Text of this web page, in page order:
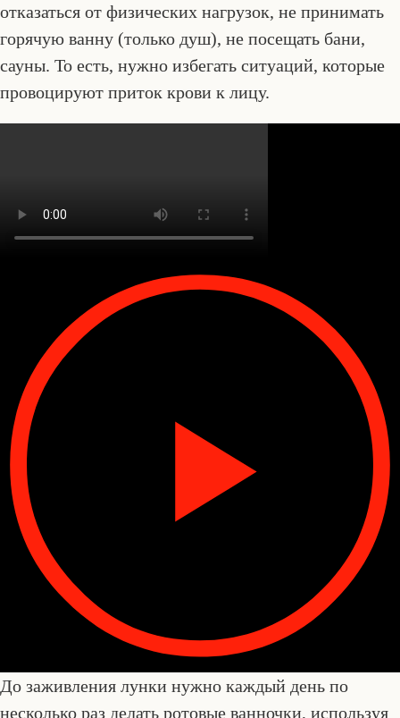
отказаться от физических нагрузок, не принимать
горячую ванну (только душ), не посещать бани,
сауны. То есть, нужно избегать ситуаций, которые
провоцируют приток крови к лицу.
До заживления лунки нужно каждый день по
несколько раз делать ротовые ванночки, используя